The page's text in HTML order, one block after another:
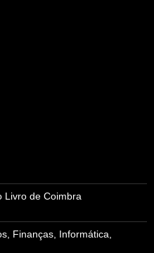
Livro de Coimbra
Finanças, Informática,